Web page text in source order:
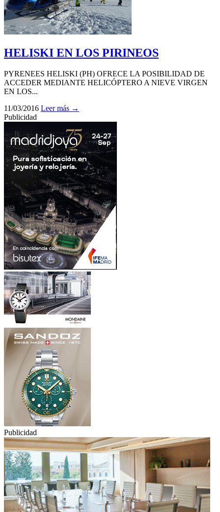
HELISKI EN LOS PIRINEOS
PYRENEES HELISKI (PH) OFRECE LA POSIBILIDAD DE
ACCEDER MEDIANTE HELICÓPTERO A NIEVE VIRGEN
EN LOS...
11/03/2016 Leer más →
Publicidad
Publicidad